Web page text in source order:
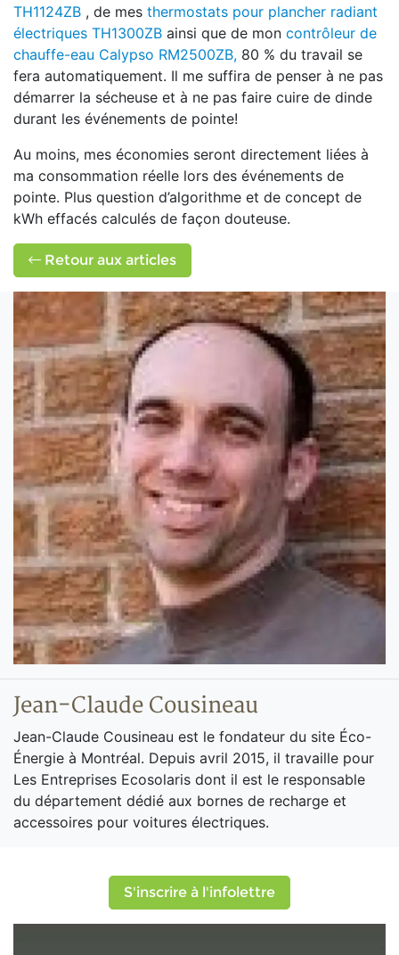
TH1124ZB , de mes thermostats pour plancher radiant
électriques TH1300ZB ainsi que de mon contrôleur de
chauffe-eau Calypso RM2500ZB, 80 % du travail se
fera automatiquement. Il me suffira de penser à ne pas
démarrer la sécheuse et à ne pas faire cuire de dinde
durant les événements de pointe!
Au moins, mes économies seront directement liées à
ma consommation réelle lors des événements de
pointe. Plus question d’algorithme et de concept de
kWh effacés calculés de façon douteuse.
Retour aux articles
Jean-Claude Cousineau
Jean-Claude Cousineau est le fondateur du site Éco-
Énergie à Montréal. Depuis avril 2015, il travaille pour
Les Entreprises Ecosolaris dont il est le responsable
du département dédié aux bornes de recharge et
accessoires pour voitures électriques.
S'inscrire à l'infolettre